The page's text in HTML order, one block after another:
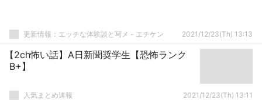
更新情報：エッチな体験談と写メ - エチケン 2021/12/23(Th) 13:13
【2ch怖い話】A日新聞奨学生【恐怖ランク
B+】
人気まとめ速報 2021/12/23(Th) 13:11